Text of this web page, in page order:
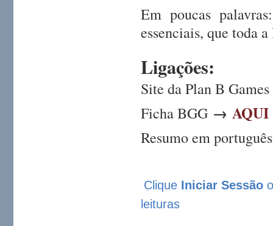
Em poucas
essenciais, que toda
Ligações:
Site da Plan B
Ficha BGG →AQUI
Resumo em
Clique Iniciar Sessão
leituras